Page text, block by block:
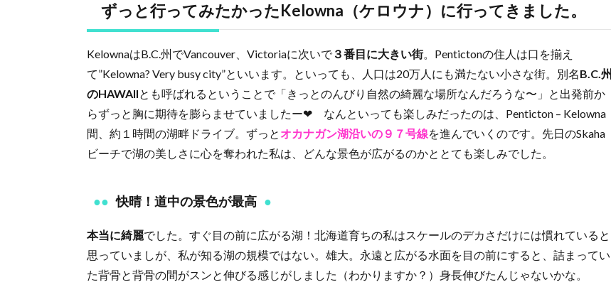
ずっと行ってみたかったKelowna（ケロウナ）に行ってきました。
KelownaはB.C.州でVancouver、Victoriaに次いで３番目に大きい街。Pentictonの住人は口を揃え
て”Kelowna? Very busy city”といいます。といっても、人口は20万人にも満たない小さな街。別名B.C.州
のHAWAIIとも呼ばれるということで「きっとのんびり自然の綺麗な場所なんだろうな〜」と出発前か
らずっと胸に期待を膨らませていましたー❤︎ なんといっても楽しみだったのは、Penticton – Kelowna
間、約１時間の湖畔ドライブ。ずっと オカナガン湖沿いの９７号線を進んでいくのです。先日のSkaha
ビーチで湖の美しさに心を奪われた私は、どんな景色が広がるのかととても楽しみでした。
快晴！道中の景色が最高
本当に綺麗でした。すぐ目の前に広がる湖！北海道育ちの私はスケールのデカさだけには慣れていると
思っていましが、私が知る湖の規模ではない。雄大。永遠と広がる水面を目の前にすると、詰まってい
た背骨と背骨の間がスンと伸びる感じがしました（わかりますか？）身長伸びたんじゃないかな。